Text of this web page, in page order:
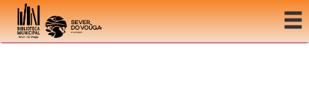
Ir para o conteúdo